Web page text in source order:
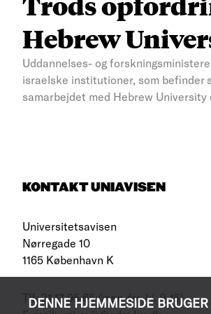
DENNE HJEMMESIDE
Hebrew
Uddannelses- og
israelske institutioner, som befinder
samarbejdet med Hebrew
KONTAKT UNIAVISEN
Universitetsavisen
Nørregade 10
1165 København K
Tlf: 21 17 95 65(man-fre kl. 9-15)